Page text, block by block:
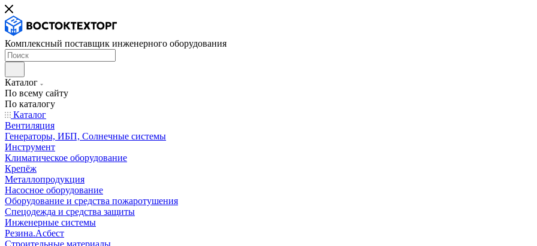
Комплексный поставщик инженерного оборудования
Каталог
По всему сайту
По каталогу
Каталог
Вентиляция
Генераторы, ИБП, Солнечные системы
Инструмент
Климатическое оборудование
Крепёж
Металлопродукция
Насосное оборудование
Оборудование и средства пожаротушения
Спецодежда и средства защиты
Инженерные системы
Резина.Асбест
Строительные материалы